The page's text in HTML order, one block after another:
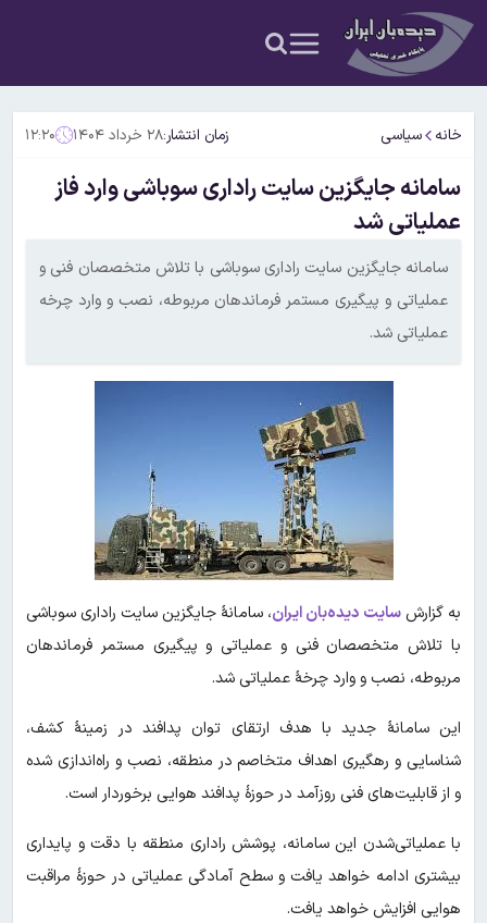
خانه سیاسی زمان انتشار:۲۸ خرداد ۱۴۰۴ ۱۲:۲۰
سامانه جایگزین سایت راداری سوباشی وارد فاز
عملیاتی شد
سامانه جایگزین سایت راداری سوباشی با تلاش متخصصان فنی و
عملیاتی و پیگیری مستمر فرماندهان مربوطه، نصب و وارد چرخه
عملیاتی شد.
به گزارشسایت دیده‌بان ایران، سامانۀ جایگزین سایت راداری سوباشی
با تلاش متخصصان فنی و عملیاتی و پیگیری مستمر فرماندهان
مربوطه، نصب و وارد چرخۀ عملیاتی شد.
این سامانۀ جدید با هدف ارتقای توان پدافند در زمینۀ کشف،
شناسایی و رهگیری اهداف متخاصم در منطقه، نصب و راه‌اندازی شده
و از قابلیت‌های فنی روزآمد در حوزۀ پدافند هوایی برخوردار است‌.
با عملیاتی‌شدن این سامانه، پوشش راداری منطقه با دقت و پایداری
بیشتری ادامه خواهد یافت و سطح آمادگی عملیاتی در حوزۀ مراقبت
هوایی افزایش خواهد یافت.